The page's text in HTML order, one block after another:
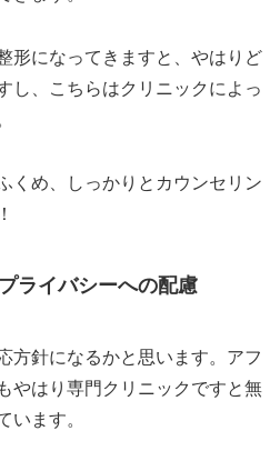
形になってきますと、やはりど
し、こちらはクリニックによっ
くめ、しっかりとカウンセリン
ライバシーへの配慮
方針になるかと思います。アフ
やはり専門クリニックですと無
います。